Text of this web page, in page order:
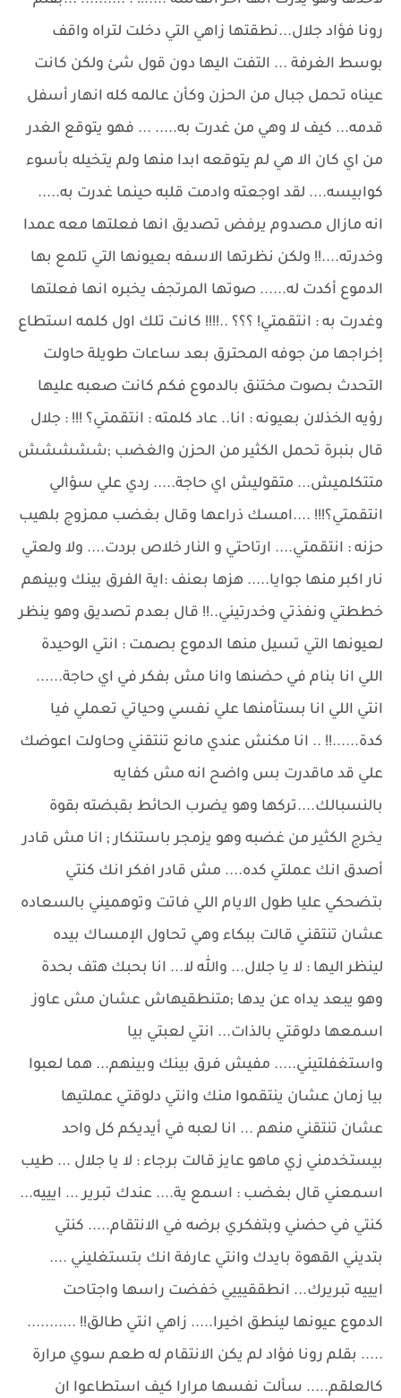
رونا فؤاد جلال...نطقتها زاهي التي دخلت لتراه واقف
بوسط الغرفة ... التفت اليها دون قول شئ ولكن كانت
عيناه تحمل جبال من الحزن وكأن عالمه كله انهار أسفل
قدمه... كيف لا وهي من غدرت به..... ... فهو يتوقع الغدر
من اي كان الا هي لم يتوقعه ابدا منها ولم يتخيله بأسوء
كوابيسه.... لقد اوجعته وادمت قلبه حينما غدرت به.....
انه مازال مصدوم يرفض تصديق انها فعلتها معه عمدا
وخدرته....!! ولكن نظرتها الاسفه بعيونها التي تلمع بها
الدموع أكدت له...... صوتها المرتجف يخبره انها فعلتها
وغدرت به : انتقمتي! ؟؟؟ ..!!!! كانت تلك اول كلمه استطاع
إخراجها من جوفه المحترق بعد ساعات طويلة حاولت
التحدث بصوت مختنق بالدموع فكم كانت صعبه عليها
رؤيه الخذلان بعيونه : انا.. عاد كلمته : انتقمتي؟ !!! : جلال
قال بنبرة تحمل الكثير من الحزن والغضب ;ششششش
متتكلميش... متقوليش اي حاجة..... ردي علي سؤالي
انتقمتي؟!!! ....امسك ذراعها وقال بغضب ممزوج بلهيب
حزنه : انتقمتي.... ارتاحتي و النار خلاص بردت.... ولا ولعتي
نار اكبر منها جوايا..... هزها بعنف :اية الفرق بينك وبينهم
خططتي ونفذتي وخدرتيني..!! قال بعدم تصديق وهو ينظر
لعيونها التي تسيل منها الدموع بصمت : انتي الوحيدة
اللي انا بنام في حضنها وانا مش بفكر في اي حاجة......
انتي اللي انا بستأمنها علي نفسي وحياتي تعملي فيا
كدة......!! .. انا مكنش عندي مانع تنتقني وحاولت اعوضك
علي قد ماقدرت بس واضح انه مش كفايه
بالنسبالك....تركها وهو يضرب الحائط بقبضته بقوة
يخرج الكثير من غضبه وهو يزمجر باستنكار ; انا مش قادر
أصدق انك عملتي كده.... مش قادر افكر انك كنتي
بتضحكي عليا طول الايام اللي فاتت وتوهميني بالسعاده
عشان تنتقني قالت ببكاء وهي تحاول الإمساك بيده
لينظر اليها : لا يا جلال... والله لا... انا بحبك هتف بحدة
وهو يبعد يداه عن يدها ;متنطقيهاش عشان مش عاوز
اسمعها دلوقتي بالذات... انتي لعبتي بيا
واستغفلتيني..... مفيش فرق بينك وبينهم... هما لعبوا
بيا زمان عشان ينتقموا منك وانتي دلوقتي عملتيها
عشان تنتقني منهم ... انا لعبه في أيديكم كل واحد
بيستخدمني زي ماهو عايز قالت برجاء : لا يا جلال ... طيب
اسمعني قال بغضب : اسمع ية.... عندك تبرير ... ايييه...
كنتي في حضني وبتفكري برضه في الانتقام..... كنتي
بتديني القهوة بايدك وانتي عارفة انك بتستغليني ....
ايييه تبريرك... انطققيييي خفضت راسها واجتاحت
الدموع عيونها لينطق اخيرا..... زاهي انتي طالق!! ...........
..... بقلم رونا فؤاد لم يكن الانتقام له طعم سوي مرارة
كالعلقم..... سألت نفسها مرارا كيف استطاعوا ان